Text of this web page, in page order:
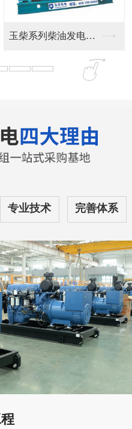
富豪柴油发电机组
专业技术 完善体系